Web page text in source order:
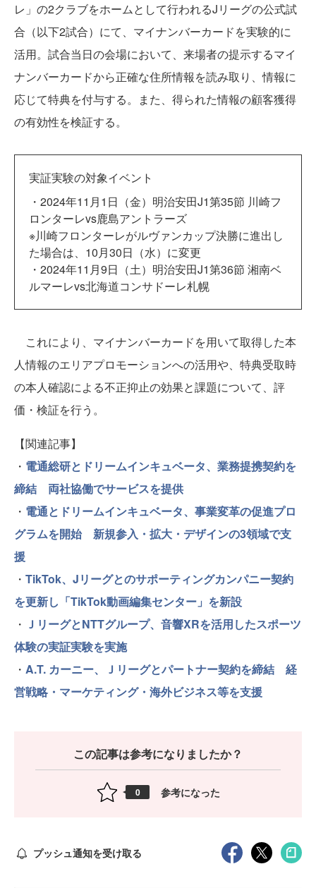
レ」の2クラブをホームとして行われるJリーグの公式試
合（以下2試合）にて、マイナンバーカードを実験的に
活用。試合当日の会場において、来場者の提示するマイ
ナンバーカードから正確な住所情報を読み取り、情報に
応じて特典を付与する。また、得られた情報の顧客獲得
の有効性を検証する。
実証実験の対象イベント
・2024年11月1日（金）明治安田J1第35節 川崎フ
ロンターレvs鹿島アントラーズ
※川崎フロンターレがルヴァンカップ決勝に進出し
た場合は、10月30日（水）に変更
・2024年11月9日（土）明治安田J1第36節 湘南ベ
ルマーレvs北海道コンサドーレ札幌
これにより、マイナンバーカードを用いて取得した本
人情報のエリアプロモーションへの活用や、特典受取時
の本人確認による不正抑止の効果と課題について、評
価・検証を行う。
【関連記事】
・ 電通総研とドリームインキュベータ、業務提携契約を
締結 両社協働でサービスを提供
・ 電通とドリームインキュベータ、事業変革の促進プロ
グラムを開始 新規参入・拡大・デザインの3領域で支
援
・ TikTok、Jリーグとのサポーティングカンパニー契約
を更新し「TikTok動画編集センター」を新設
・ ＪリーグとNTTグループ、音響XRを活用したスポーツ
体験の実証実験を実施
・ A.T. カーニー、Ｊリーグとパートナー契約を締結 経
営戦略・マーケティング・海外ビジネス等を支援
この記事は参考になりましたか？
0 参考になった
プッシュ通知を受け取る